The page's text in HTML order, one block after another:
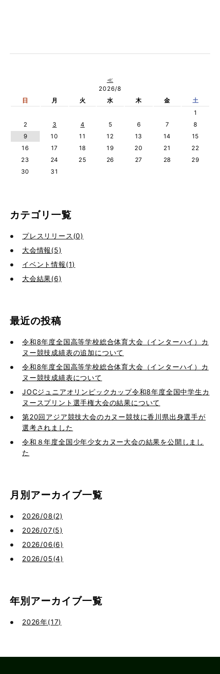
≪
2026/8
日
月 火 水 木 金
土
1
2
3 4 5 6 7
8
9
10 11 12 13 14
15
16
17 18 19 20 21
22
23
24 25 26 27 28
29
30
31
カテゴリ一覧
プレスリリース(0)
大会情報(5)
イベント情報(1)
大会結果(6)
最近の投稿
令和8年度全国高等学校総合体育大会（インターハイ）カ
ヌー競技成績表の追加について
令和8年度全国高等学校総合体育大会（インターハイ）カ
ヌー競技成績表について
JOCジュニアオリンピックカップ令和8年度全国中学生カ
ヌースプリント選手権大会の結果について
第20回アジア競技大会のカヌー競技に香川県出身選手が
選考されました
令和８年度全国少年少女カヌー大会の結果を公開しまし
た
月別アーカイブ一覧
2026/08(2)
2026/07(5)
2026/06(6)
2026/05(4)
年別アーカイブ一覧
2026年(17)